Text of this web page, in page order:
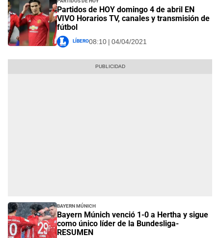
Partidos de HOY domingo 4 de abril EN
VIVO Horarios TV, canales y transmisión de
fútbol
Líbero08:10 | 04/04/2021
Bayern Múnich
Bayern Múnich venció 1-0 a Hertha y sigue
como único líder de la Bundesliga-
RESUMEN